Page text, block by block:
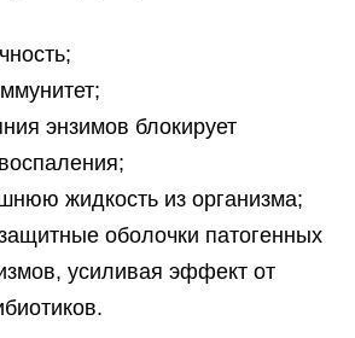
энзимов блокирует
жидкость из организма;
оболочки патогенных
усиливая эффект от